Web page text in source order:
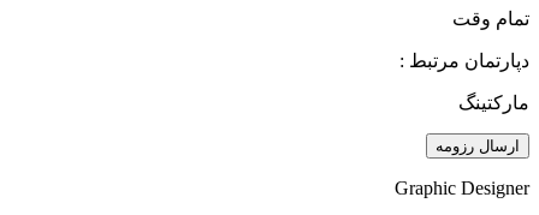
تمام وقت
دپارتمان مرتبط :
مارکتینگ
ارسال رزومه
Graphic Designer